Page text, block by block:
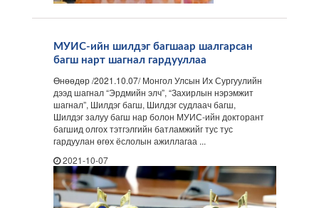
МУИС-ийн шилдэг багшаар шалгарсан
багш нарт шагнал гардууллаа
Өнөөдөр /2021.10.07/ Монгол Улсын Их Сургуулийн
дээд шагнал “Эрдмийн элч”, “Захирлын нэрэмжит
шагнал”, Шилдэг багш, Шилдэг судлаач багш,
Шилдэг залуу багш нар болон МУИС-ийн докторант
багшид олгох тэтгэлгийн батламжийг тус тус
гардуулан өгөх ёслолын ажиллагаа ...
2021-10-07